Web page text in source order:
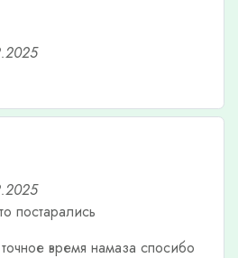
постарались
время намаза спосибо